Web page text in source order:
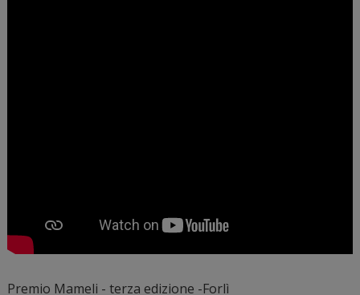
Premio Mameli - terza edizione -Forlì